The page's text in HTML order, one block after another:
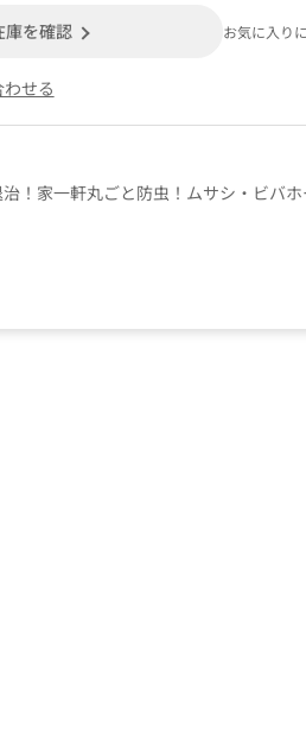
庫を確認 お気に入り
せる
！家一軒丸ごと防虫！ムサシ・ビバホ